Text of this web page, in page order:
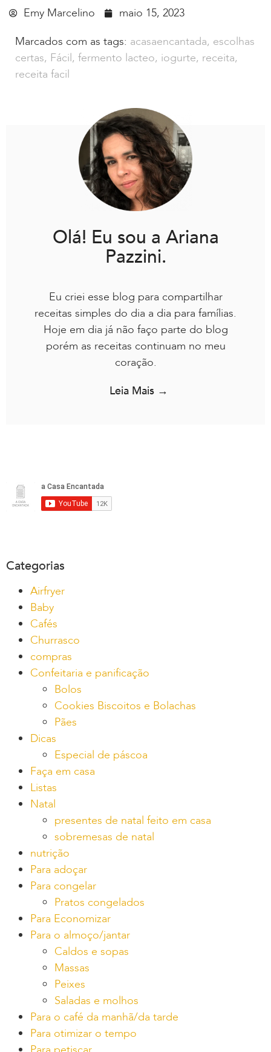
Emy Marcelino
maio 15, 2023
Marcados com as tags: acasaencantada, escolhas
certas, Fácil, fermento lacteo, iogurte, receita,
receita facil
Olá! Eu sou a Ariana
Pazzini.
Eu criei esse blog para compartilhar
receitas simples do dia a dia para famílias.
Hoje em dia já não faço parte do blog
porém as receitas continuam no meu
coração.
Leia Mais →
Categorias
Airfryer
Baby
Cafés
Churrasco
compras
Confeitaria e panificação
Bolos
Cookies Biscoitos e Bolachas
Pães
Dicas
Especial de páscoa
Faça em casa
Listas
Natal
presentes de natal feito em casa
sobremesas de natal
nutrição
Para adoçar
Para congelar
Pratos congelados
Para Economizar
Para o almoço/jantar
Caldos e sopas
Massas
Peixes
Saladas e molhos
Para o café da manhã/da tarde
Para otimizar o tempo